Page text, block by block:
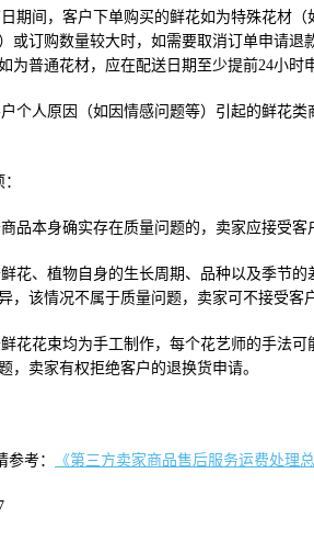
期间，客户下单购买的鲜花如为特殊花材
或订购数量较大时，如需要取消订单申请退
为普通花材，应在配送日期至少提前24小时
户个人原因（如因情感问题等）引起的鲜花
品本身确实存在质量问题的，卖家应接受客
花、植物自身的生长周期、品种以及季节
，该情况不属于质量问题，卖家可不接受客
花花束均为手工制作，每个花艺师的手法
，卖家有权拒绝客户的退换货申请。
参考： 《第三方卖家商品售后服务运费处理总